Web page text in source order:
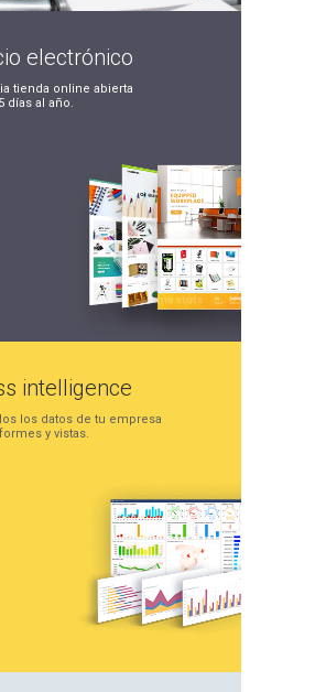
electrónico
tienda online abierta
días al año.
intelligence
los datos de tu empresa
y vistas.